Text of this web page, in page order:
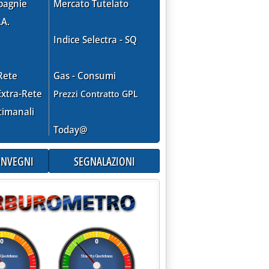
Rete
Mercato Tutelato
Indice Selectra - SQ
Gas - Consumi
Prezzi Contratto GPL
Today@
SEGNALAZIONI